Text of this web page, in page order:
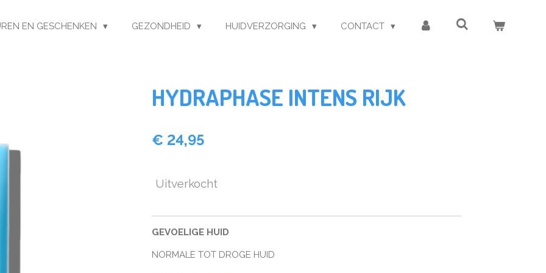
EN GESCHENKEN GEZONDHEID HUIDVERZORGING CONTACT
HYDRAPHASE INTENS RIJK
€ 24,95
Uitverkocht
GEVOELIGE HUID
NORMALE TOT DROGE HUID